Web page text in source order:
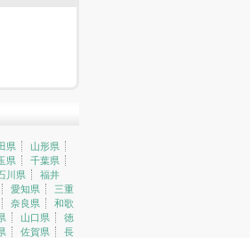
県
山形県
県
千葉県
川県
福井
愛知県
三重
奈良県
和歌
山口県
徳
佐賀県
長